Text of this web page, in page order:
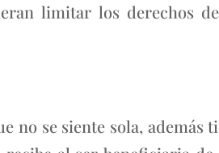
limitar los derechos
no se siente sola, además